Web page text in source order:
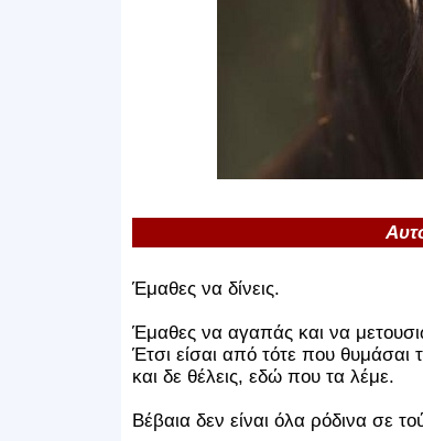
Έμαθες να δίνεις.
Έμαθες να αγαπάς και να
Έτσι είσαι από τότε που θυμάσαι
και δε θέλεις, εδώ που τα λέμε.
Βέβαια δεν είναι όλα ρόδινα σε